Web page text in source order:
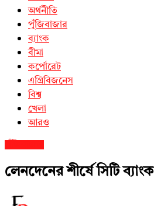
অর্থনীতি
পুঁজিবাজার
ব্যাংক
বীমা
কর্পোরেট
এগ্রিবিজনেস
বিশ্ব
খেলা
আরও
লেনদেনের শীর্ষে সিটি ব্যাংক